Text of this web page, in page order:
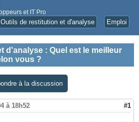
et IT Pro
Outils de restitution et d'analyse Emploi
d'analyse : Quel est le meilleur
vous ?
à la discussion
à 18h52 #1